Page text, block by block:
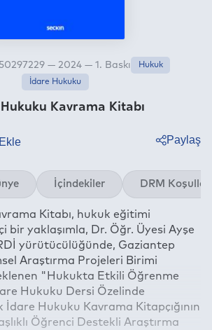
Kavrama Kitabı
— 2024 — 1. Baskı
Hukuk
İdare Hukuku
Paylaş
Twitter
Linkedin
Whatsapp
Telegram
E-mail
İçindekiler DRM Koşulları
Kitabı, hukuk eğitimi
bir yaklaşımla, Dr. Öğr. Üyesi Ayşe
yürütücülüğünde, Gaziantep
Araştırma Projeleri Birimi
"Hukukta Etkili Öğrenme
Hukuku Dersi Özelinde
İdare Hukuku Kavrama Kitapçığının
Öğrenci Destekli Araştırma